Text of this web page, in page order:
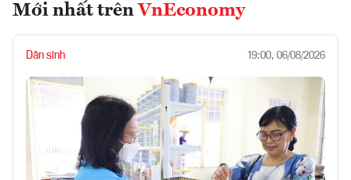
Mới nhất trên VnEconomy
Dân sinh 19:00, 06/08/2026